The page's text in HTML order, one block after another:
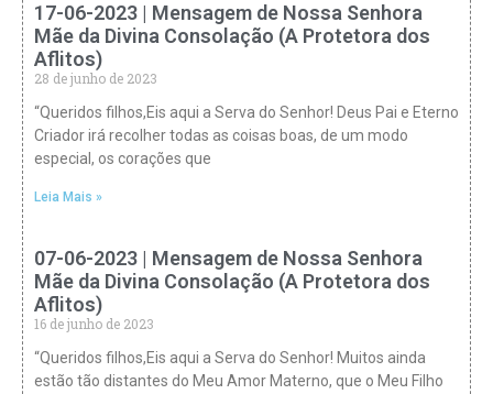
17-06-2023 | Mensagem de Nossa Senhora
Mãe da Divina Consolação (A Protetora dos
Aflitos)
28 de junho de 2023
“Queridos filhos,Eis aqui a Serva do Senhor! Deus Pai e Eterno
Criador irá recolher todas as coisas boas, de um modo
especial, os corações que
Leia Mais »
07-06-2023 | Mensagem de Nossa Senhora
Mãe da Divina Consolação (A Protetora dos
Aflitos)
16 de junho de 2023
“Queridos filhos,Eis aqui a Serva do Senhor! Muitos ainda
estão tão distantes do Meu Amor Materno, que o Meu Filho